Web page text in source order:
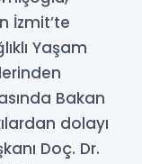
İzmit’te
Yaşam
Bakan
dolayı
Doç. Dr.